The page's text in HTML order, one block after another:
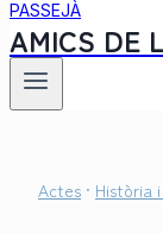
AMICS DE
Actes · Història